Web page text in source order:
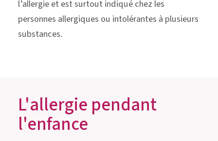
l’allergie et est surtout indiqué chez les
personnes allergiques ou intolérantes à plusieurs
substances.
L'allergie pendant
l'enfance